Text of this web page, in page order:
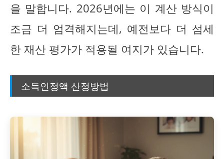
을 말합니다. 2026년에는 이 계산 방식이
조금 더 엄격해지는데, 예전보다 더 섬세
한 재산 평가가 적용될 여지가 있습니다.
소득인정액 산정방법